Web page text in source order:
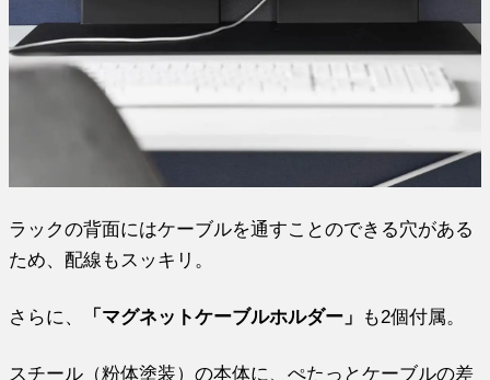
ラックの背面にはケーブルを通すことのできる穴がある
ため、配線もスッキリ。
さらに、 「マグネットケーブルホルダー」 も2個付属。
スチール（粉体塗装）の本体に、ぺたっとケーブルの差